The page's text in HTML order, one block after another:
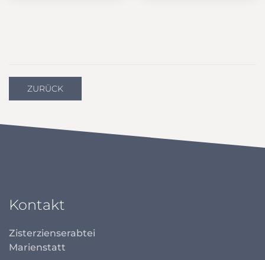
ZURÜCK
Kontakt
Zisterzienserabtei
Marienstatt